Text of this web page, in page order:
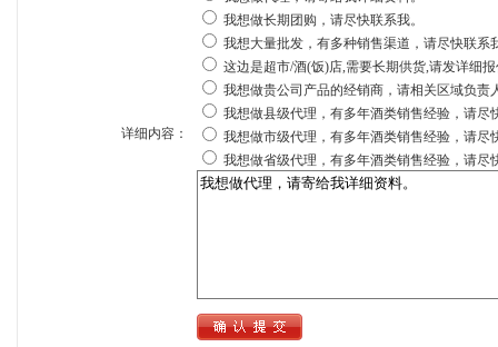
详细内容：
我想做长期团购，请尽快联系我。
我想大量批发，有多种销售渠道，请尽快联系
这边是超市/酒(饭)店,需要长期供货,请发详细
我想做贵公司产品的经销商，请相关区域负责
我想做县级代理，有多年酒类销售经验，请尽
我想做市级代理，有多年酒类销售经验，请尽
我想做省级代理，有多年酒类销售经验，请尽